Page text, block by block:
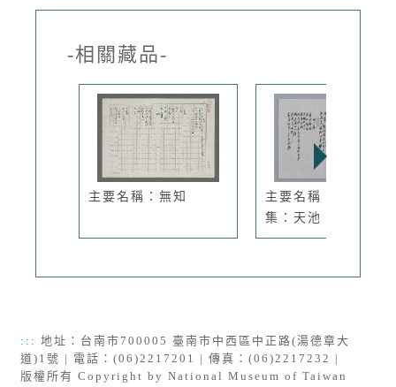
-相關藏品-
主要名稱：無知
主要名稱：焦桐小
集：天池、雙...
::: 地址：台南市700005 臺南市中西區中正路(湯德章大
道)1號 | 電話：(06)2217201 | 傳真：(06)2217232 |
版權所有 Copyright by National Museum of Taiwan